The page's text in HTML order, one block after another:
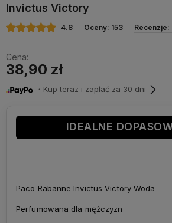
Invictus Victory
4.8 Oceny: 153 Recenzje:
Cena:
38,90 zł
・Kup teraz i zapłać za 30 dni
IDEALNE
Paco Rabanne Invictus Victory Woda
Perfumowana dla mężczyzn